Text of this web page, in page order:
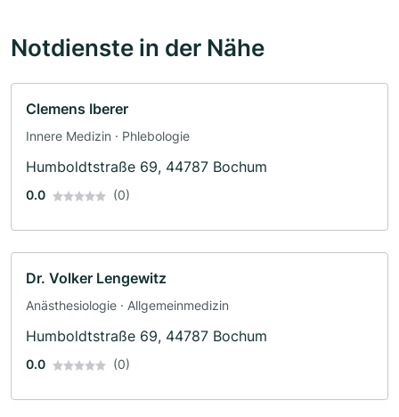
Notdienste in der Nähe
Clemens Iberer
Innere Medizin · Phlebologie
Humboldtstraße 69, 44787 Bochum
0.0 (0)
Dr. Volker Lengewitz
Anästhesiologie · Allgemeinmedizin
Humboldtstraße 69, 44787 Bochum
0.0 (0)